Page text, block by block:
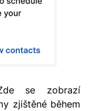
se zobrazí
zjištěné během